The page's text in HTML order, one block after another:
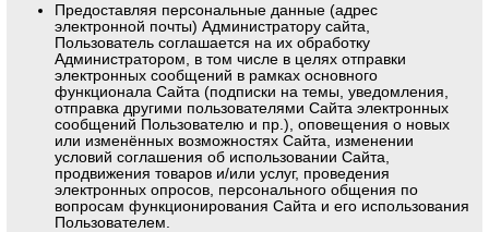
Предоставляя персональные данные (адрес
электронной почты) Администратору сайта,
Пользователь соглашается на их обработку
Администратором, в том числе в целях отправки
электронных сообщений в рамках основного
функционала Сайта (подписки на темы, уведомления,
отправка другими пользователями Сайта электронных
сообщений Пользователю и пр.), оповещения о новых
или изменённых возможностях Сайта, изменении
условий соглашения об использовании Сайта,
продвижения товаров и/или услуг, проведения
электронных опросов, персонального общения по
вопросам функционирования Сайта и его использования
Пользователем.